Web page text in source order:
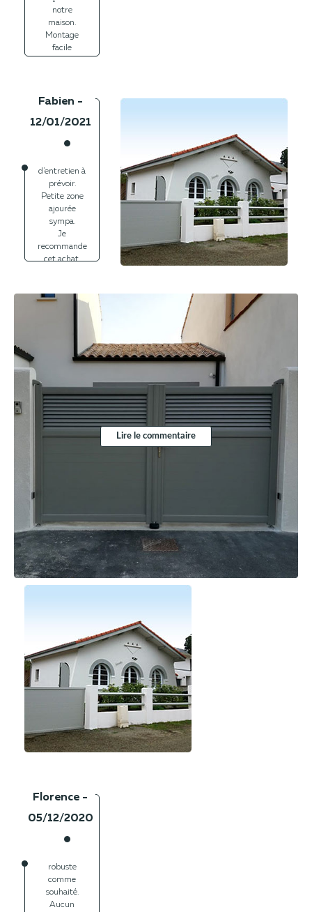
notre
maison.
Montage
facile
Fabien -
12/01/2021
Facile à
beau rendu.
d'entretien à
prévoir.
Petite zone
ajourée
sympa.
Je
recommande
cet achat.
Lire le commentaire
Florence -
05/12/2020
barreaux
robuste
comme
souhaité.
Aucun